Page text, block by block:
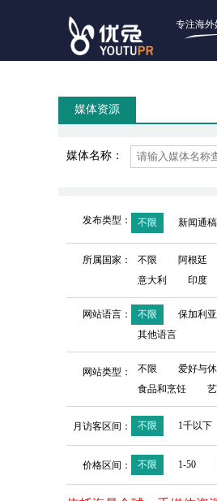
专注海外
媒体资源
媒体名称：
发布类型： 不限 新闻通稿
所属国家： 不限 阿根廷
意大利
印度
网站语言： 不限 保加利
其他语言
网站类型： 不限 爱好与
食品和烹饪
月访客区间： 不限 1千以下
价格区间： 不限 1-50